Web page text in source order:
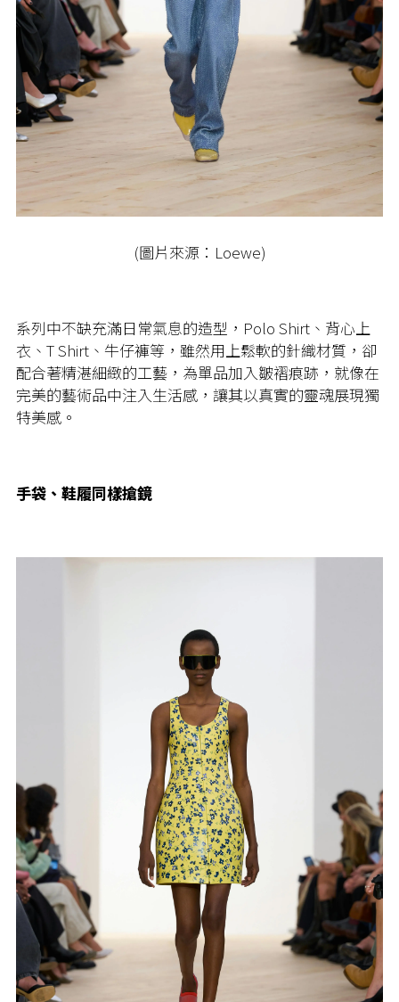
(圖片來源：Loewe)
系列中不缺充滿日常氣息的造型，Polo Shirt、背心上
衣、T Shirt、牛仔褲等，雖然用上鬆軟的針織材質，卻
配合著精湛細緻的工藝，為單品加入皺褶痕跡，就像在
完美的藝術品中注入生活感，讓其以真實的靈魂展現獨
特美感。
手袋、鞋履同樣搶鏡